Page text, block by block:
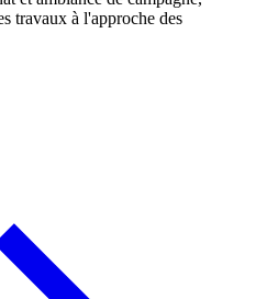
travaux à l'approche des